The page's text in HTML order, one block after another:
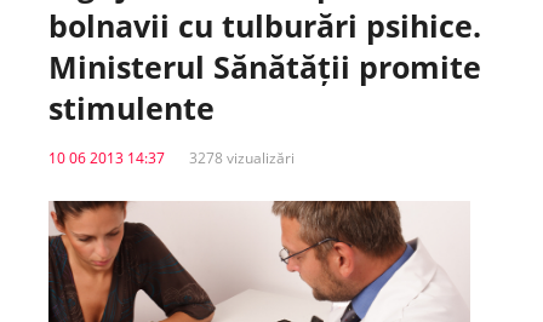
Tuberculoza Info
Spitale.MD
Centrul PAS
Școala E-Sănătate
SanoTeca
bolnavii cu tulburări psihice.
Ministerul Sănătății promite
stimulente
10 06 2013 14:37 3278 vizualizări